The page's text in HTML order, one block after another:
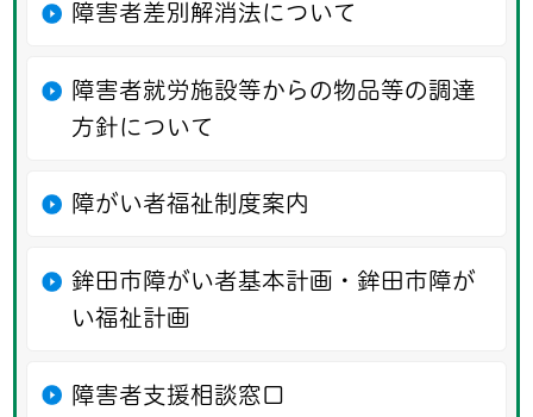
障害者差別解消法について
障害者就労施設等からの物品等の調達
方針について
障がい者福祉制度案内
鉾田市障がい者基本計画・鉾田市障が
い福祉計画
障害者支援相談窓口